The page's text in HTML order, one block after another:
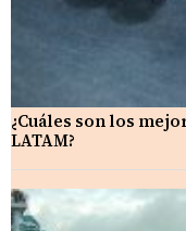
¿Cuáles son los
LATAM?